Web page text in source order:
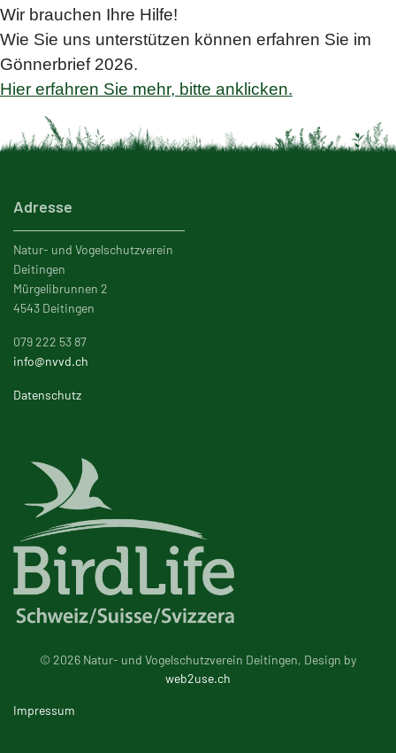
Wir brauchen Ihre Hilfe!
Wie Sie uns unterstützen können erfahren Sie im
Gönnerbrief 2026.
Hier erfahren Sie mehr, bitte anklicken.
Adresse
Natur- und Vogelschutzverein
Deitingen
Mürgelibrunnen 2
4543 Deitingen
079 222 53 87
info@nvvd.ch
Datenschutz
© 2026 Natur- und Vogelschutzverein Deitingen, Design by
web2use.ch
Impressum